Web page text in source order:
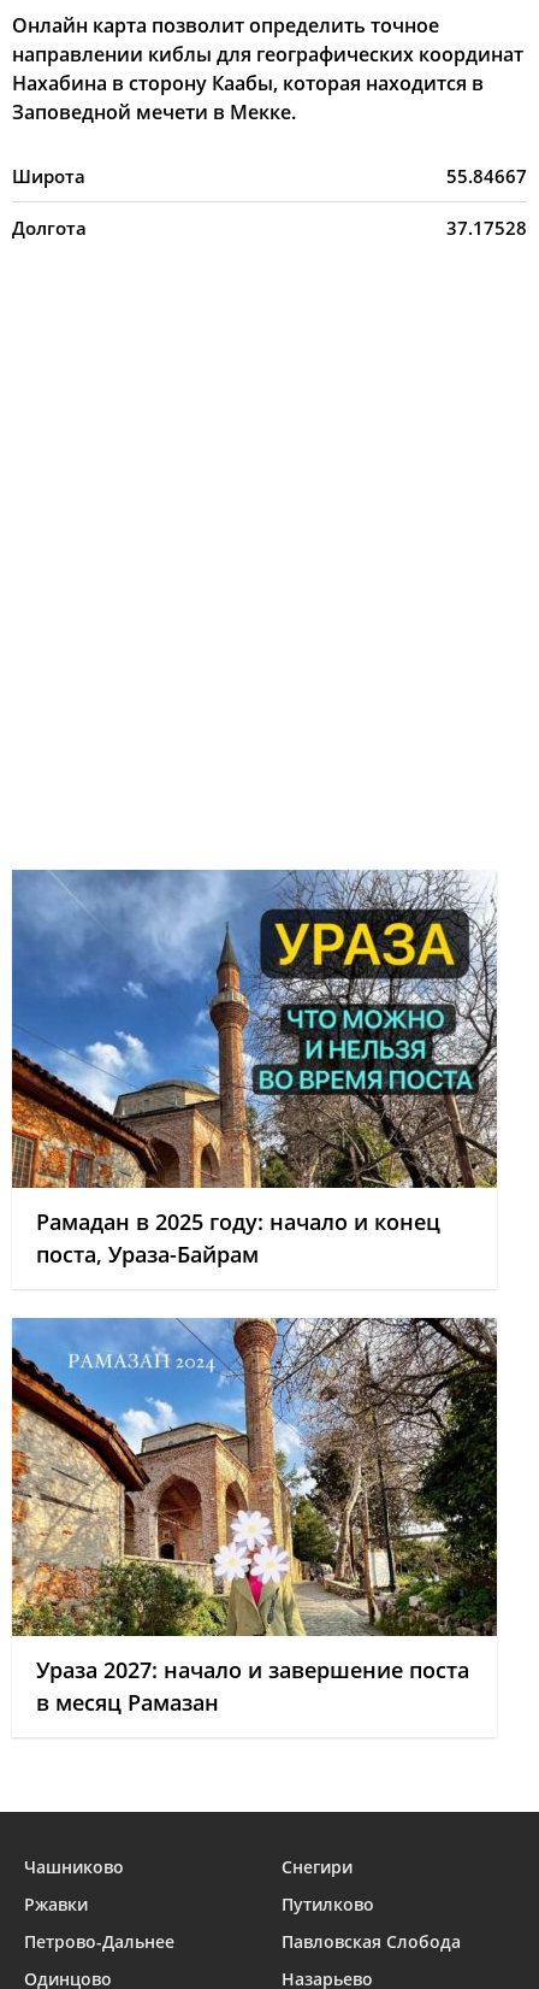
Онлайн карта позволит определить точное
направлении киблы для географических координат
Нахабина в сторону Каабы, которая находится в
Заповедной мечети в Мекке.
Широта 55.84667
Долгота 37.17528
Рамадан в 2025 году: начало и конец
поста, Ураза-Байрам
Ураза 2027: начало и завершение поста
в месяц Рамазан
Чашниково
Снегири
Ржавки
Путилково
Петрово-Дальнее
Павловская Слобода
Одинцово
Назарьево